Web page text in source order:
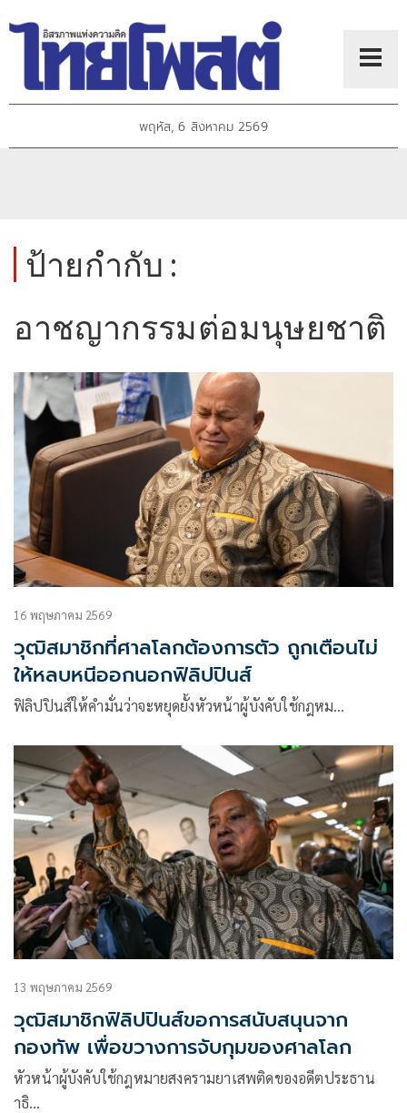
พฤหัส, 6 สิงหาคม 2569
ป้ายกำกับ :
อาชญากรรมต่อมนุษยชาติ
16 พฤษภาคม 2569
วุฒิสมาชิกที่ศาลโลกต้องการตัว ถูกเตือนไม่
ให้หลบหนีออกนอกฟิลิปปินส์
ฟิลิปปินส์ให้คำมั่นว่าจะหยุดยั้งหัวหน้าผู้บังคับใช้กฎหม…
13 พฤษภาคม 2569
วุฒิสมาชิกฟิลิปปินส์ขอการสนับสนุนจาก
กองทัพ เพื่อขวางการจับกุมของศาลโลก
หัวหน้าผู้บังคับใช้กฎหมายสงครามยาเสพติดของอดีตประธาน
าธิ…